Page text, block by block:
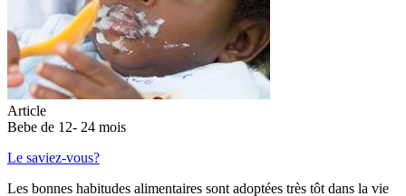
Article
Bebe de 12- 24 mois
Le saviez-vous?
Les bonnes habitudes alimentaires sont adoptées très tôt dans la vie